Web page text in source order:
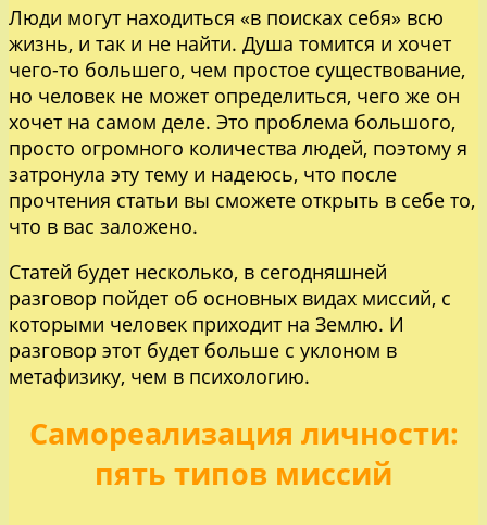
Люди могут находиться «в поисках себя» всю
жизнь, и так и не найти. Душа томится и хочет
чего-то большего, чем простое существование,
но человек не может определиться, чего же он
хочет на самом деле. Это проблема большого,
просто огромного количества людей, поэтому я
затронула эту тему и надеюсь, что после
прочтения статьи вы сможете открыть в себе то,
что в вас заложено.
Статей будет несколько, в сегодняшней
разговор пойдет об основных видах миссий, с
которыми человек приходит на Землю. И
разговор этот будет больше с уклоном в
метафизику, чем в психологию.
Самореализация личности:
пять типов миссий